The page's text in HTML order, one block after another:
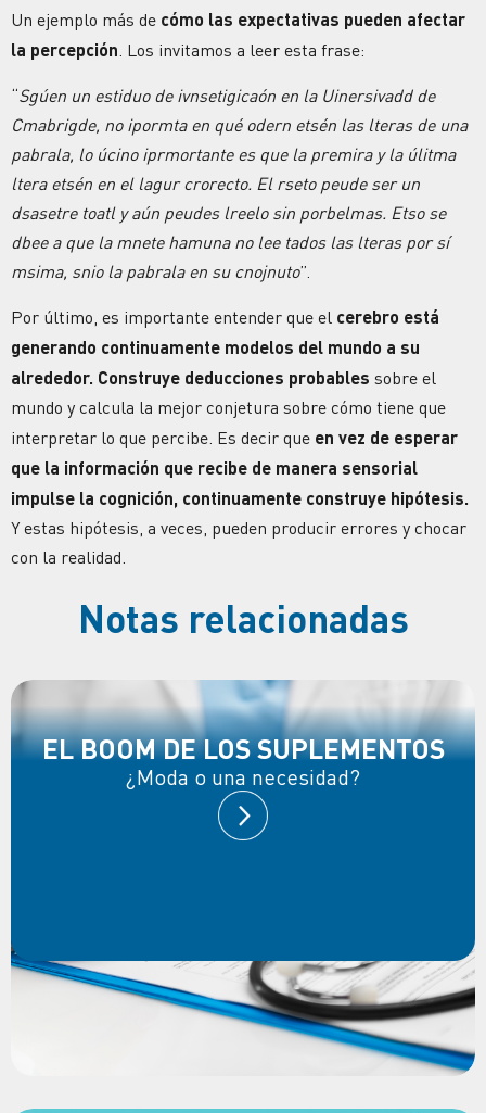
Un ejemplo más de cómo las expectativas pueden afectar
la percepción. Los invitamos a leer esta frase:
“Sgúen un estiduo de ivnsetigicaón en la Uinersivadd de
Cmabrigde, no ipormta en qué odern etsén las lteras de una
pabrala, lo úcino iprmortante es que la premira y la úlitma
ltera etsén en el lagur crorecto. El rseto peude ser un
dsasetre toatl y aún peudes lreelo sin porbelmas. Etso se
dbee a que la mnete hamuna no lee tados las lteras por sí
msima, snio la pabrala en su cnojnuto”.
Por último, es importante entender que el cerebro está
generando continuamente modelos del mundo a su
alrededor. Construye deducciones probables sobre el
mundo y calcula la mejor conjetura sobre cómo tiene que
interpretar lo que percibe. Es decir que en vez de esperar
que la información que recibe de manera sensorial
impulse la cognición, continuamente construye hipótesis.
Y estas hipótesis, a veces, pueden producir errores y chocar
con la realidad.
Notas relacionadas
EL BOOM DE LOS SUPLEMENTOS
¿Moda o una necesidad?